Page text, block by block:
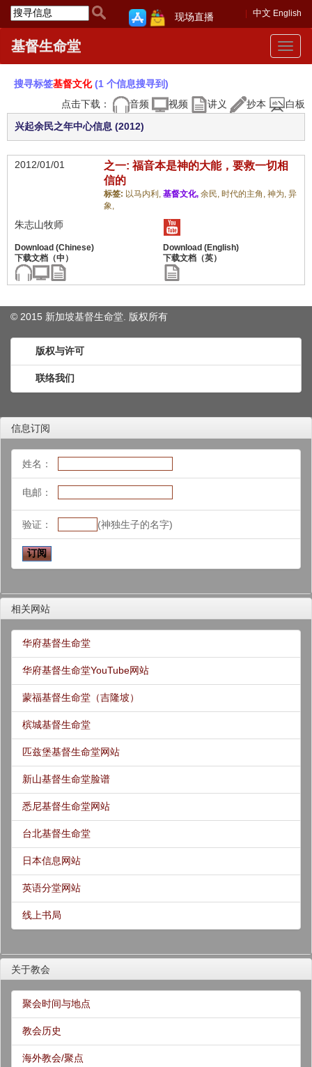
中文 English
现场直播
Toggle
基督生命堂
搜寻标签基督文化(1 个信息搜寻到)
点击下载：
音频 视频 讲义 抄本 白板
兴起余民之年中心信息 (2012)
2012/01/01
之一: 福音本是神的大能，要救一切相
信的
标签: 以马内利, 基督文化, 余民, 时代的主角, 神为, 异
象,
朱志山牧师
© 2015 新加坡基督生命堂. 版权所有
版权与许可
联络我们
信息订阅
姓名：
电邮：
验证： (神独生子的名字)
相关网站
华府基督生命堂
华府基督生命堂YouTube网站
蒙福基督生命堂（吉隆坡）
槟城基督生命堂
匹兹堡基督生命堂网站
新山基督生命堂脸谱
悉尼基督生命堂网站
台北基督生命堂
日本信息网站
英语分堂网站
线上书局
关于教会
聚会时间与地点
教会历史
海外教会/聚点